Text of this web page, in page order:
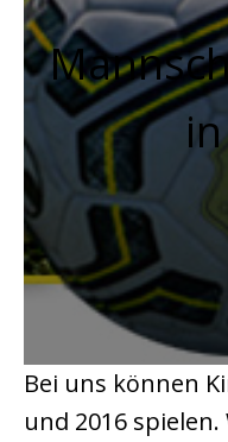
Bei uns können
und 2016